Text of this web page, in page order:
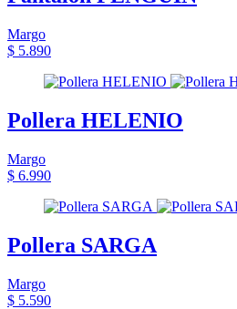
Margo
$ 5.890
Pollera HELENIO
Margo
$ 6.990
Pollera SARGA
Margo
$ 5.590